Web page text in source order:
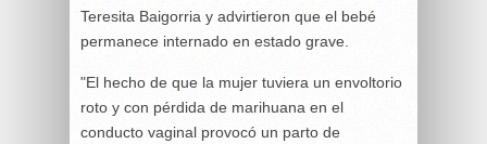
Teresita Baigorria y advirtieron que el bebé
permanece internado en estado grave.
"El hecho de que la mujer tuviera un envoltorio
roto y con pérdida de marihuana en el
conducto vaginal provocó un parto de